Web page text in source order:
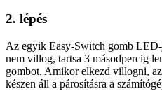
2. lépés
Az egyik Easy-Switch gomb
nem villog, tartsa 3 másodpercig
gombot. Amikor elkezd villogni,
készen áll a párosításra a